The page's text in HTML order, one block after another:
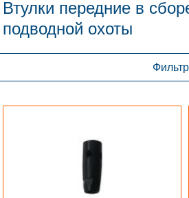
Втулки передние в
подводной охоты